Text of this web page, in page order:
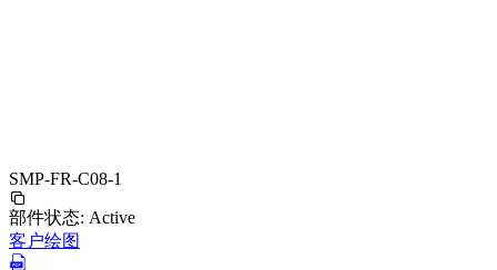
SMP-FR-C08-1
部件状态: Active
客户绘图